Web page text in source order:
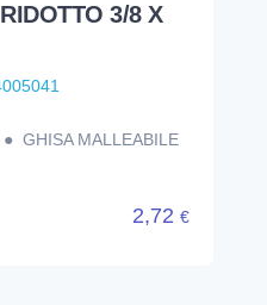
3/8 X
GHISA MALLEABILE
2,72 €